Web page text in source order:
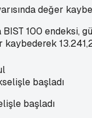
değer
100 endeksi,
kaybederek
başladı